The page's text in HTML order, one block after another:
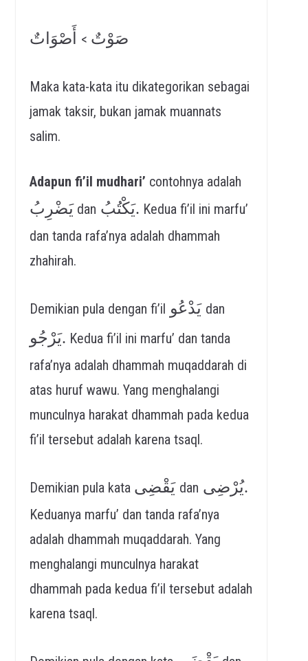
صَوْتٌ > أَصْوَاتٌ
Maka kata-kata itu dikategorikan sebagai
jamak taksir, bukan jamak muannats
salim.
Adapun fi’il mudhari’ contohnya adalah
يَضْرِبُdan يَكْتُبُ. Kedua fi’il ini marfu’
dan tanda rafa’nya adalah dhammah
zhahirah.
Demikian pula dengan fi’il يَدْعُو dan
يَرْجُو. Kedua fi’il ini marfu’ dan tanda
rafa’nya adalah dhammah muqaddarah di
atas huruf wawu. Yang menghalangi
munculnya harakat dhammah pada kedua
fi’il tersebut adalah karena tsaql.
Demikian pula kata يَقْضِى dan يُرْضِى.
Keduanya marfu’ dan tanda rafa’nya
adalah dhammah muqaddarah. Yang
menghalangi munculnya harakat
dhammah pada kedua fi’il tersebut adalah
karena tsaql.